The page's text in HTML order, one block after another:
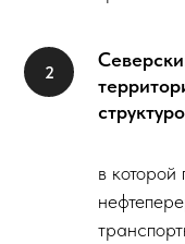
в которой